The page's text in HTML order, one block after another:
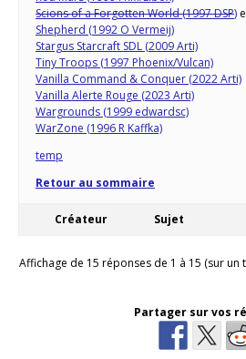
Scions of a Forgotten World (1997 DSP)
Shepherd (1992 O Vermeij)
Stargus Starcraft SDL (2009 Arti)
Tiny Troops (1997 Phoenix/Vulcan)
Vanilla Command & Conquer (2022 Arti)
Vanilla Alerte Rouge (2023 Arti)
Wargrounds (1999 edwardsc)
WarZone (1996 R Kaffka)
temp
Retour au sommaire
Créateur Sujet
Affichage de 15 réponses de 1 à 15 (sur un
Partager sur vos